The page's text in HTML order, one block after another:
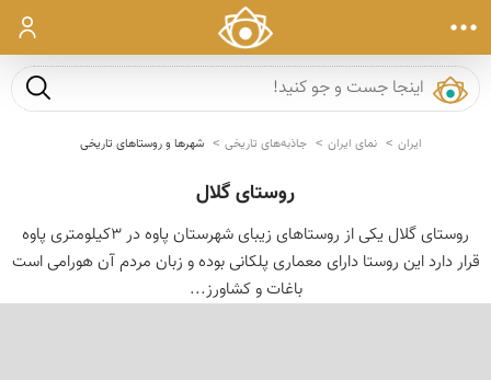
ورود
جست و
ایران نمای ایران جاذبه‌های تاریخی شهرها و روستاهای تاریخی
روستای گلال
روستای گلال یکی از روستاهای زیبای شهرستان پاوه در 3کیلومتری پاوه
قرار دارد این روستا دارای معماری پلکانی بوده و زبان مردم آن هورامی است
باغات و کشاورز...